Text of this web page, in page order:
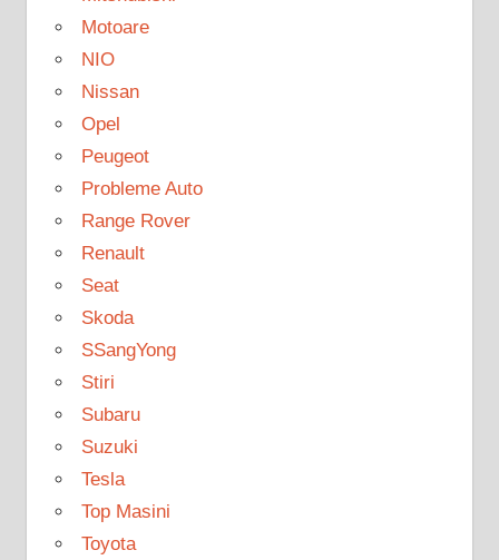
Motoare
NIO
Nissan
Opel
Peugeot
Probleme Auto
Range Rover
Renault
Seat
Skoda
SSangYong
Stiri
Subaru
Suzuki
Tesla
Top Masini
Toyota